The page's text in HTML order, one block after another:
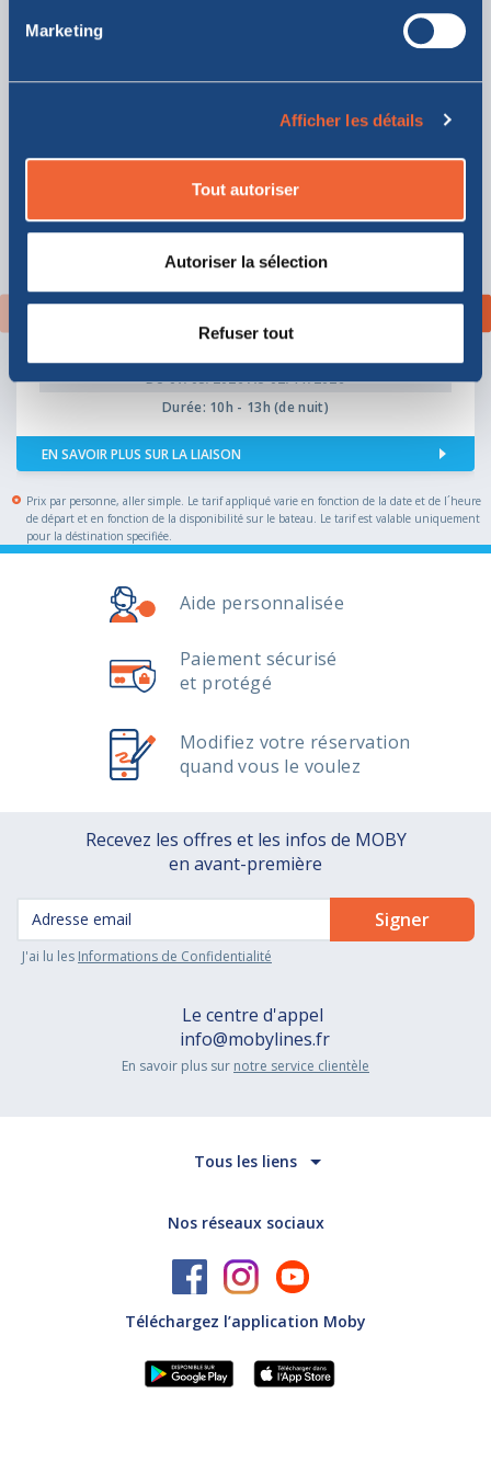
Marketing
Afficher les détails
Tout autoriser
Autoriser la sélection
Refuser tout
Olbia
€62,10
À PARTIR DE: €72,10
DU 07/05/2026 AU 02/11/2026
Durée: 10h - 13h (de nuit)
EN SAVOIR PLUS SUR LA LIAISON
Prix par personne, aller simple. Le tarif appliqué varie en fonction de la date et de l´heure
de départ et en fonction de la disponibilité sur le bateau. Le tarif est valable uniquement
pour la déstination specifiée.
Aide personnalisée
Paiement sécurisé
et protégé
Modifiez votre réservation
quand vous le voulez
Recevez les offres et les infos de MOBY
en avant-première
J'ai lu les Informations de Confidentialité
Le centre d'appel
info@mobylines.fr
En savoir plus sur notre service clientèle
Tous les liens
Nos réseaux sociaux
Téléchargez l’application Moby